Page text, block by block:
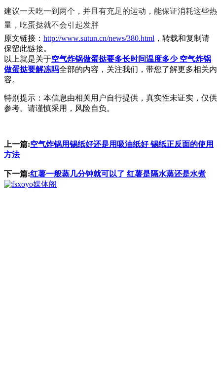
建议一天吃一到两个，并且有充足的运动，能保证消耗这些热
量，吃蛋挞就不会引起发胖
原文链接： http://www.sutun.cn/news/380.html ，转载和复制请
保留此链接。
以上就是关于空气炸锅做蛋挞要多长时间温度多少 空气炸锅
做蛋挞要解冻吗全部的内容，关注我们，带您了解更多相关内
容。
特别提示：本信息由相关用户自行提供，真实性未证实，仅供
参考。请谨慎采用，风险自负。
上一篇:空气炸锅用锡纸好还是用吸油纸好 锡纸正反面的使用
方法
下一篇:红薯一般蒸几分钟就可以了 红薯是隔水蒸还是水煮
媒体阁